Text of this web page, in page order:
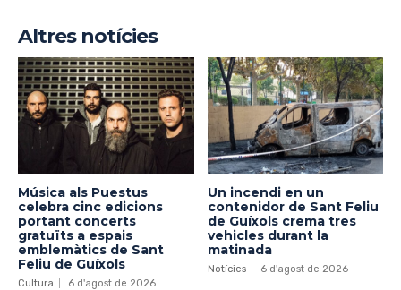
Altres notícies
Música als Puestus
celebra cinc edicions
portant concerts
gratuïts a espais
emblemàtics de Sant
Feliu de Guíxols
Cultura 6 d'agost de 2026
Un incendi en un
contenidor de Sant Feliu
de Guíxols crema tres
vehicles durant la
matinada
Notícies 6 d'agost de 2026